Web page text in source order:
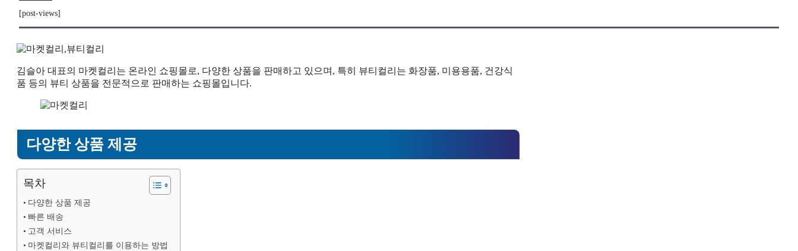
[post-views]
김슬아 대표의 마켓컬리는 온라인 쇼핑몰로, 다양한 상품을 판매하고 있으며, 특히 뷰티컬리는 화장품, 미용용품, 건강식
품 등의 뷰티 상품을 전문적으로 판매하는 쇼핑몰입니다.
다양한 상품 제공
목차
다양한 상품 제공
빠른 배송
고객 서비스
마켓컬리와 뷰티컬리를 이용하는 방법